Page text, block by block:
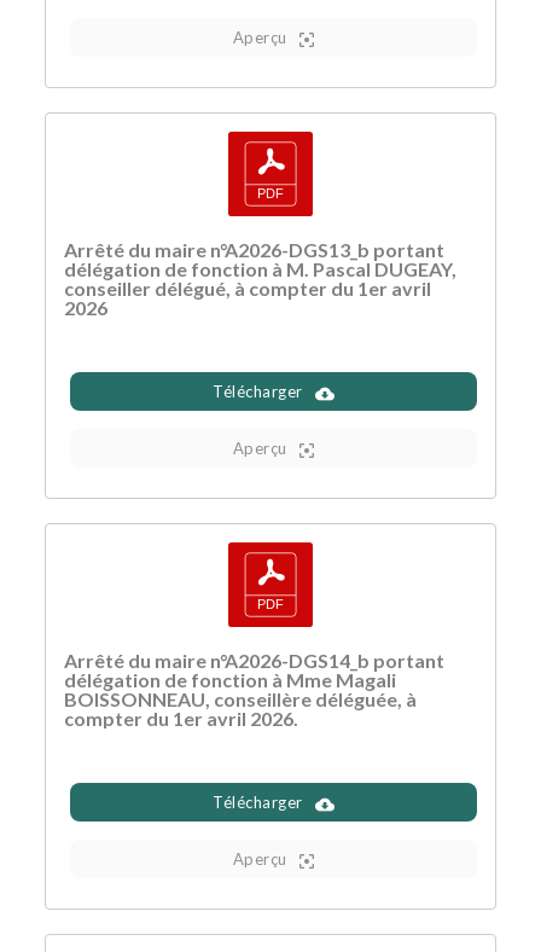
Aperçu
Arrêté du maire n°A2026-DGS13_b portant
délégation de fonction à M. Pascal DUGEAY,
conseiller délégué, à compter du 1er avril
2026
Télécharger
Aperçu
Arrêté du maire n°A2026-DGS14_b portant
délégation de fonction à Mme Magali
BOISSONNEAU, conseillère déléguée, à
compter du 1er avril 2026.
Télécharger
Aperçu